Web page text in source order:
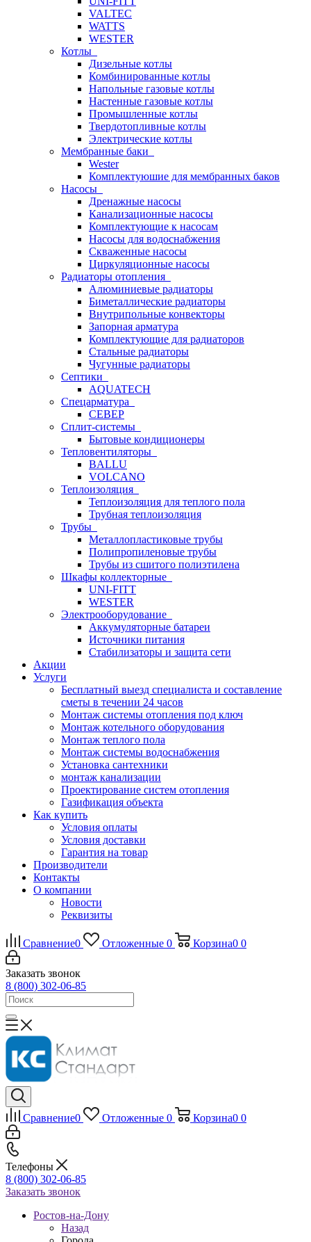
VALTEC
WATTS
WESTER
Котлы
Дизельные котлы
Комбинированные котлы
Напольные газовые котлы
Настенные газовые котлы
Промышленные котлы
Твердотопливные котлы
Электрические котлы
Мембранные баки
Wester
Комплектуюшие для мембранных баков
Насосы
Дренажные насосы
Канализационные насосы
Комплектующие к насосам
Насосы для водоснабжения
Скваженные насосы
Циркуляционные насосы
Радиаторы отопления
Алюминиевые радиаторы
Биметаллические радиаторы
Внутрипольные конвекторы
Запорная арматура
Комплектующие для радиаторов
Стальные радиаторы
Чугунные радиаторы
Септики
AQUATECH
Спецарматура
СЕВЕР
Сплит-системы
Бытовые кондиционеры
Тепловентиляторы
BALLU
VOLCANO
Теплоизоляция
Теплоизоляция для теплого пола
Трубная теплоизоляция
Трубы
Металлопластиковые трубы
Полипропиленовые трубы
Трубы из сшитого полиэтилена
Шкафы коллекторные
UNI-FITT
WESTER
Электрооборудование
Аккумуляторные батареи
Источники питания
Стабилизаторы и защита сети
Акции
Услуги
Бесплатный выезд специалиста и составление
сметы в течении 24 часов
Монтаж системы отопления под ключ
Монтаж котельного оборудования
Монтаж теплого пола
Монтаж системы водоснабжения
Установка сантехники
монтаж канализации
Проектирование систем отопления
Газификация объекта
Как купить
Условия оплаты
Условия доставки
Гарантия на товар
Производители
Контакты
О компании
Новости
Реквизиты
Сравнение0 Отложенные 0 Корзина0 0
Заказать звонок
8 (800) 302-06-85
Сравнение0 Отложенные 0 Корзина0 0
Телефоны
8 (800) 302-06-85
Заказать звонок
Ростов-на-Дону
Назад